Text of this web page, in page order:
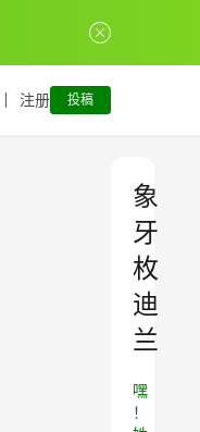
注册 投稿
象
牙
枚
迪
兰
嘿
！